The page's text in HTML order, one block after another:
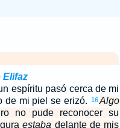
Elifaz
espíritu pasó cerca de mi
de mi piel se erizó. 16 Algo
no pude reconocer su
estaba delante de mis